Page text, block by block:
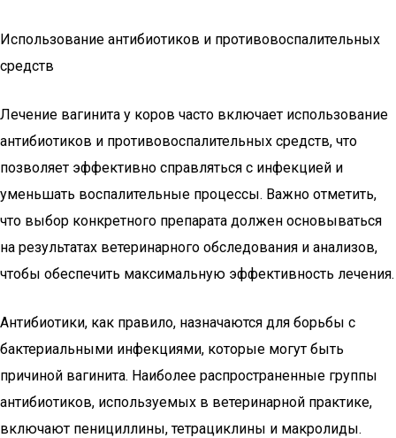
Использование антибиотиков и противовоспалительных
средств
Лечение вагинита у коров часто включает использование
антибиотиков и противовоспалительных средств, что
позволяет эффективно справляться с инфекцией и
уменьшать воспалительные процессы. Важно отметить,
что выбор конкретного препарата должен основываться
на результатах ветеринарного обследования и анализов,
чтобы обеспечить максимальную эффективность лечения.
Антибиотики, как правило, назначаются для борьбы с
бактериальными инфекциями, которые могут быть
причиной вагинита. Наиболее распространенные группы
антибиотиков, используемых в ветеринарной практике,
включают пенициллины, тетрациклины и макролиды.